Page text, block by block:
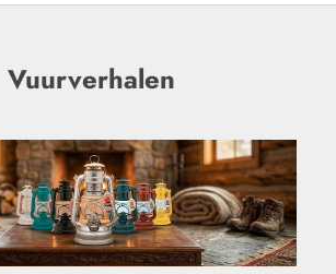
Vuurverhalen